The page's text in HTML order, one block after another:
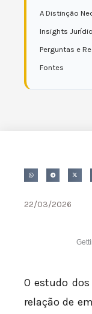
A Distinção
Insights
Perguntas e
Fontes
22/03/2026
O estudo
relação de